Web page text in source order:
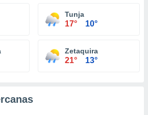
Tunja
17° 10°
Zetaquira
21° 13°